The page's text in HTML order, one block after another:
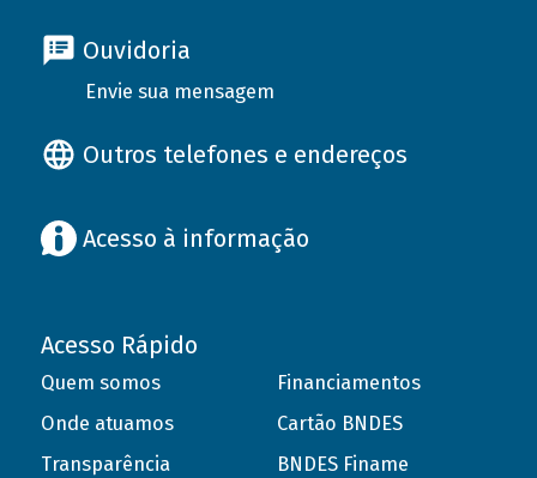
Ouvidoria
Envie sua mensagem
Outros telefones e endereços
Acesso à informação
Acesso Rápido
Quem somos
Onde atuamos
Transparência
Financiamentos
Cartão BNDES
BNDES Finame